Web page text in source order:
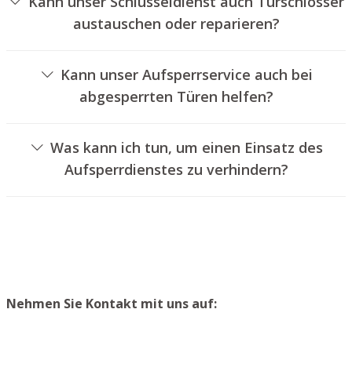
austauschen oder reparieren?
Türschlössern an.
Kann unser Aufsperrservice auch bei
abgesperrten Türen helfen?
Dies kann jedoch normalerweise nicht geschehen, ohne
das Schloss aufzubohren. Wir setzen Ihnen jedoch einen
neuen Türzylinder ein, sodass die Eingangstür wieder
Was kann ich tun, um einen Einsatz des
Aufsperrdienstes zu verhindern?
Nehmen Sie Kontakt mit uns auf: